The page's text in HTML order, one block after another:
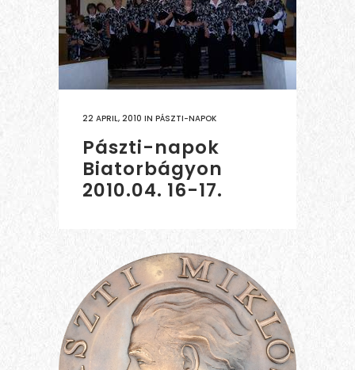
22 APRIL, 2010 IN PÁSZTI-NAPOK
Pászti-napok
Biatorbágyon
2010.04. 16-17.